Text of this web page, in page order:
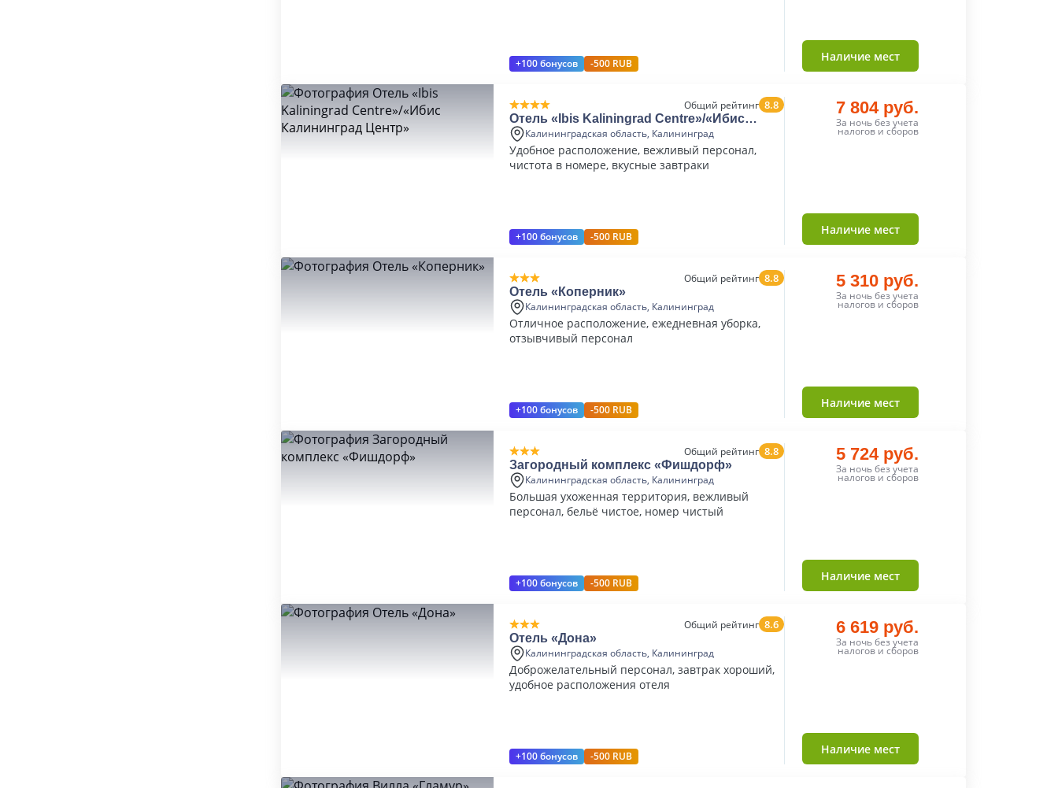
+100 бонусов -500 RUB Наличие мест
Общий рейтинг 8.8
Отель «Ibis Kaliningrad Centre»/«Ибис
Калининград Центр»
Калининградская область, Калининград
Удобное расположение, вежливый персонал,
чистота в номере, вкусные завтраки
+100 бонусов -500 RUB
7 804 руб.
За ночь без учета
налогов и сборов
Наличие мест
Общий рейтинг 8.8
Отель «Коперник»
Калининградская область, Калининград
Отличное расположение, ежедневная уборка,
отзывчивый персонал
+100 бонусов -500 RUB
5 310 руб.
За ночь без учета
налогов и сборов
Наличие мест
Общий рейтинг 8.8
Загородный комплекс «Фишдорф»
Калининградская область, Калининград
Большая ухоженная территория, вежливый
персонал, бельё чистое, номер чистый
+100 бонусов -500 RUB
5 724 руб.
За ночь без учета
налогов и сборов
Наличие мест
Общий рейтинг 8.6
Отель «Дона»
Калининградская область, Калининград
Доброжелательный персонал, завтрак хороший,
удобное расположения отеля
+100 бонусов -500 RUB
6 619 руб.
За ночь без учета
налогов и сборов
Наличие мест